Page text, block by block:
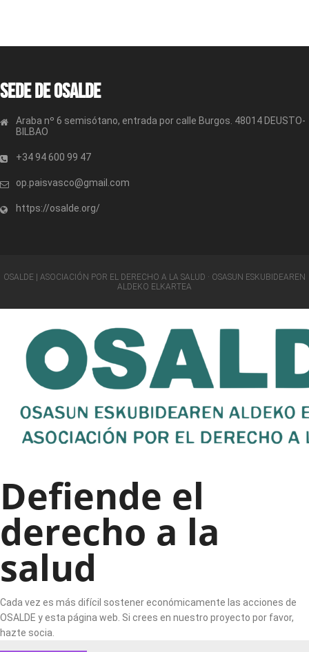
Sede de OSALDE
Araba nº 6 semisótano, entrada por calle Burgos. 48014 DEUSTO-
BILBAO
+34 94 600 99 47
op.paisvasco@gmail.com
https://osalde.org/
OSALDE | ASOCIACIÓN POR EL DERECHO A LA SALUD · OSASUN ESKUBIDEAREN
ALDEKO ELKARTEA
Defiende el
derecho a la
salud
Cada vez es más difícil sostener económicamente las acciones de
OSALDE y esta página web. Si crees en nuestro proyecto por favor,
hazte socia.